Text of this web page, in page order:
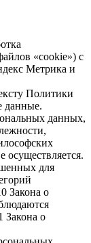
«cookie») с
Метрика и
Политики
данные.
данных,
для
Закона о
Закона о